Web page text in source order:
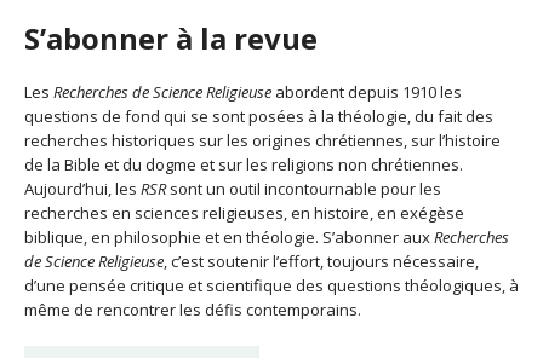
S’abonner à la revue
Les Recherches de Science Religieuse abordent depuis 1910 les
questions de fond qui se sont posées à la théologie, du fait des
recherches historiques sur les origines chrétiennes, sur l’histoire
de la Bible et du dogme et sur les religions non chrétiennes.
Aujourd’hui, les RSRsont un outil incontournable pour les
recherches en sciences religieuses, en histoire, en exégèse
biblique, en philosophie et en théologie. S’abonner auxRecherches
de Science Religieuse, c’est soutenir l’effort, toujours nécessaire,
d’une pensée critique et scientifique des questions théologiques, à
même de rencontrer les défis contemporains.